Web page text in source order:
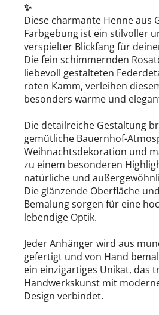
Huras Family
Weihnachtskugel
PAPIER-DEKO
Only Natural
✨
Diese charmante Henne aus
Farbgebung ist ein stilvoller
verspielter Blickfang für
Die fein schimmernden
liebevoll gestalteten
roten Kamm, verleihen
besonders warme und
Die detailreiche Gestaltung
gemütliche Bauernhof-
Weihnachtsdekoration und
zu einem besonderen
natürliche und
Die glänzende Oberfläche
Bemalung sorgen für eine
lebendige Optik.
Jeder Anhänger wird aus
gefertigt und von Hand
ein einzigartiges Unikat, das
Handwerkskunst mit
Design verbindet.